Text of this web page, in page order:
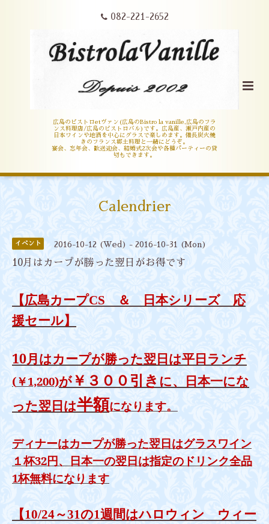
082-221-2652
広島のビストロetヴァン(広島のBistro la vanille,広島のフラ
ンス料理店/広島のビストロバル)です。広島産、瀬戸内産の
日本ワインや地酒を中心にグラスで楽しめます。備長炭火焼
きのフランス郷土料理と一緒にどうぞ。
宴会、忘年会、歓送迎会、結婚式2次会や各種パーティーの貸
切もできます。
Calendrier
イベント 2016-10-12 (Wed) - 2016-10-31 (Mon)
10月はカープが勝った翌日がお得です
【広島カープCS ＆ 日本シリーズ 応
援セール】
10月はカープが勝った翌日は平日ランチ
(￥1,200)が￥３００引き に、日本一にな
った翌日は半額になります。
ディナーはカープが勝った翌日はグラスワイン
１杯32円、日本一の翌日は指定のドリンク全品
1杯無料になります
【10/24～31の1週間はハロウィン ウィー